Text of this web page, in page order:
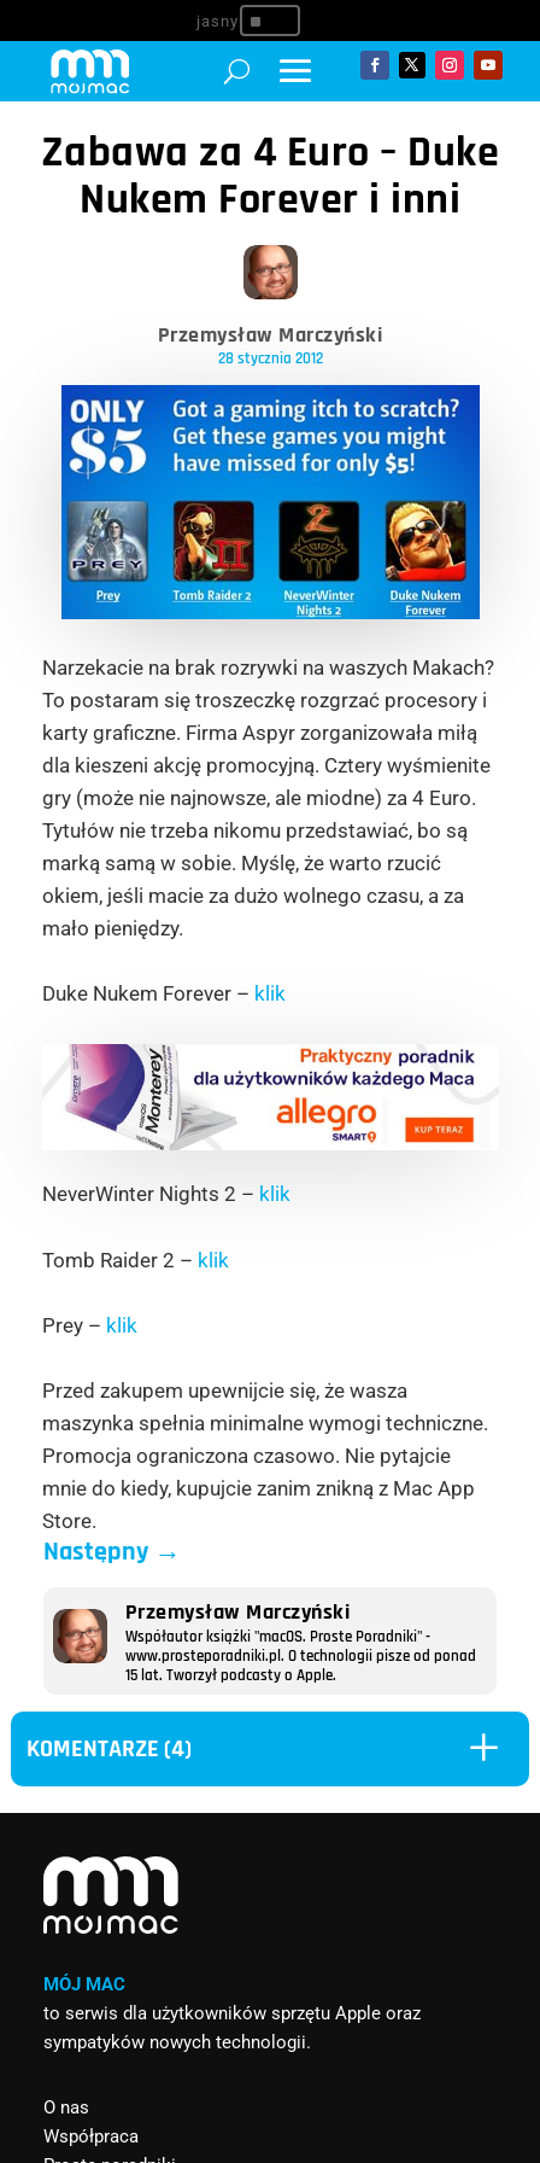
^
Zabawa za 4 Euro – Duke
Nukem Forever i inni
Przemysław Marczyński
28 stycznia 2012
Narzekacie na brak rozrywki na waszych Makach?
To postaram się troszeczkę rozgrzać procesory i
karty graficzne. Firma Aspyr zorganizowała miłą
dla kieszeni akcję promocyjną. Cztery wyśmienite
gry (może nie najnowsze, ale miodne) za 4 Euro.
Tytułów nie trzeba nikomu przedstawiać, bo są
marką samą w sobie. Myślę, że warto rzucić
okiem, jeśli macie za dużo wolnego czasu, a za
mało pieniędzy.
Duke Nukem Forever – klik
NeverWinter Nights 2 – klik
Tomb Raider 2 – klik
Prey – klik
Przed zakupem upewnijcie się, że wasza
maszynka spełnia minimalne wymogi techniczne.
Promocja ograniczona czasowo. Nie pytajcie
mnie do kiedy, kupujcie zanim znikną z Mac App
Store.
Następny→
Przemysław Marczyński
Współautor książki "macOS. Proste Poradniki" -
www.prosteporadniki.pl. O technologii pisze od ponad
15 lat. Tworzył podcasty o Apple.
KOMENTARZE (4) L
MÓJ MAC
to serwis dla użytkowników sprzętu Apple oraz
sympatyków nowych technologii.
O nas
Współpraca